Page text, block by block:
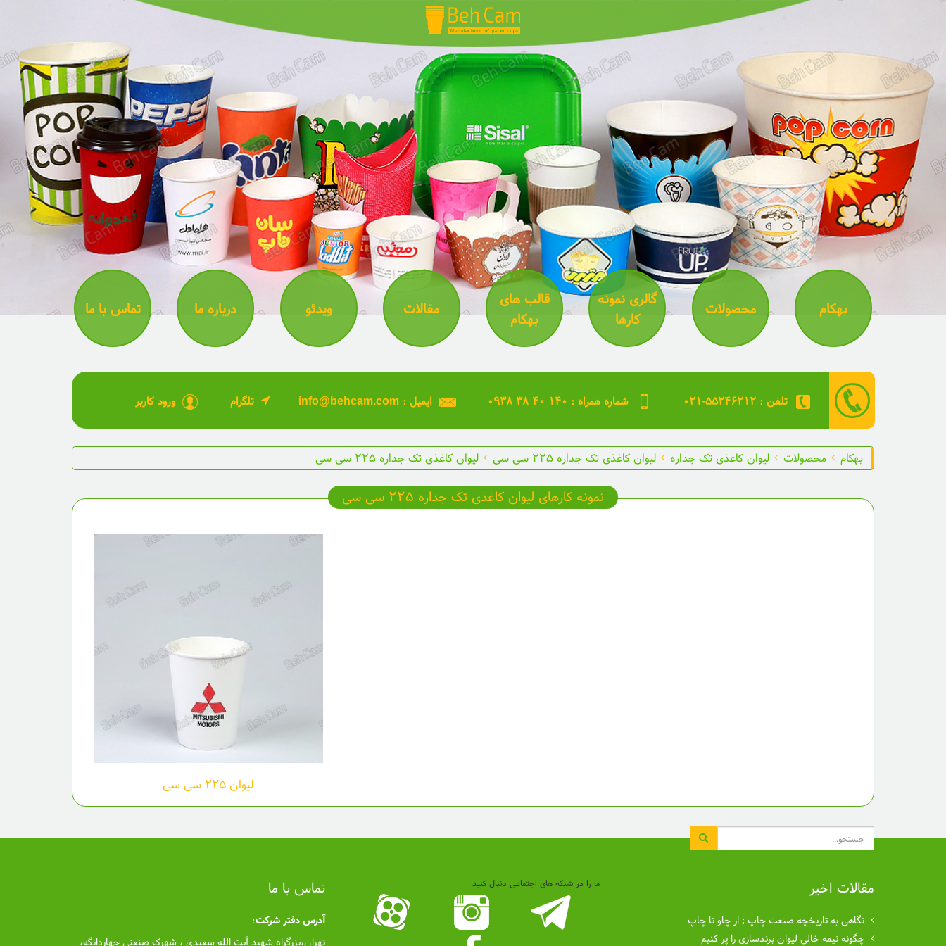
بهکام محصولات
گالری نمونه
کارها
قالب های
بهکام
مقالات ویدئو درباره ما تماس با ما
۰۲۱-۵۵۲۴۶۲۱۲ : تلفن ۰۹۳۸ ۳۸ ۴۰ ۱۴۰ : شماره همراه info@behcam.com : ایمیل تلگرام ورود کاربر
بهکام محصولات لیوان کاغذی تک جداره لیوان کاغذی تک جداره ۲۲۵ سی سی لیوان کاغذی تک جداره ۲۲۵ سی سی
نمونه کارهای لیوان کاغذی تک جداره ۲۲۵ سی سی
لیوان ۲۲۵ سی سی
مقالات اخیر
نگاهی به تاریخچه صنعت چاپ ; از چاو تا چاپ
چگونه نیمه خالی لیوان برندسازی را پر کنیم
ما را در شبکه های اجتماعی دنبال کنید تماس با ما
آدرس دفتر شرکت:
تهران،بزرگراه شهید آیت الله سعیدی ، شهرک صنعتی چهاردانگه،